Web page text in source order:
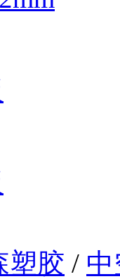
塑胶 /